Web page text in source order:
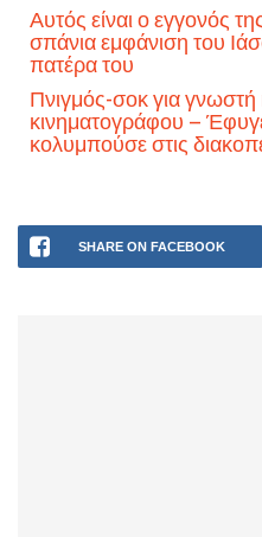
Αυτός είναι ο εγγονός
σπάνια εμφάνιση του
πατέρα του
Πνιγμός-σοκ για
κινηματογράφου –
κολυμπούσε στις
SHARE ON FACEBOOK